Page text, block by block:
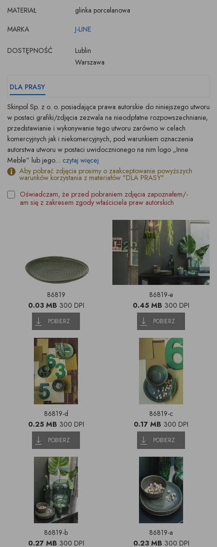
MATERIAŁ
glinka porcelanowa
MARKA
J-LINE
DOSTĘPNOŚĆ
Lublin
Warszawa
DLA PRASY
Skinpol Sp. z o. o. posiadająca prawa autorskie do niniejszego utworu
w postaci grafiki/zdjęcia zezwala na nieodpłatne rozpowszechnianie,
przedstawianie i wykonywanie tego utworu zarówno w celach
komercyjnych jak i niekomercyjnych, pod warunkiem oznaczenia
autorstwa utworu w postaci uwidocznionego na nim logo „Inne
Meble” lub jego... czytaj więcej
Aby pobrać zdjęcia prosimy o zaakceptowanie powyższych
warunków korzystania z materiałów "DLA PRASY"
Oświadczam, że przed pobraniem zdjęcia zapoznałem/-
am się z zakresem zgody właściciela praw autorskich
86819
0.03 MB 300 DPI
POBIERZ
86819-e
0.45 MB 300 DPI
POBIERZ
86819-d
0.25 MB 300 DPI
POBIERZ
86819-c
0.17 MB 300 DPI
POBIERZ
86819-b
0.27 MB 300 DPI
86819-a
0.23 MB 300 DPI